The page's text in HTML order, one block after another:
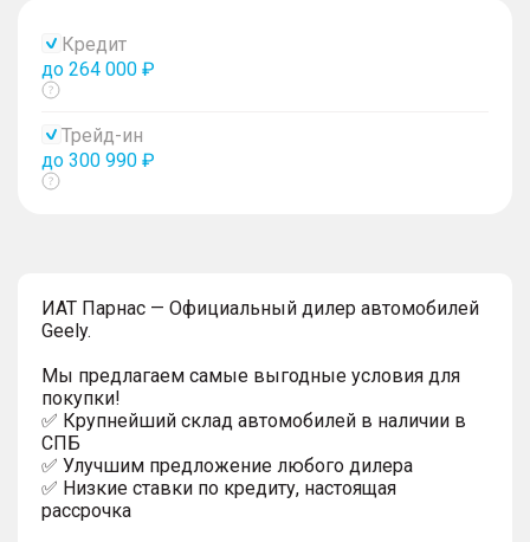
Кредит
до 264 000 ₽
Показать
Трейд-ин
до 300 990 ₽
Показать
ИAT Парнас — Официальный дилер автомобилей
Geely.
Мы предлагаем самые выгодные условия для
покупки!
✅ Крупнейший склад автомобилей в наличии в
СПБ
✅ Улучшим предложение любого дилера
✅ Низкие ставки по кредиту, настоящая
рассрочка